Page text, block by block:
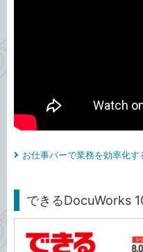
お仕事バーで業務を効率化す
できるDocuWorks